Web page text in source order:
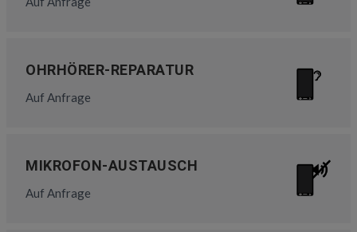
OHRHÖRER-REPARATUR
Auf Anfrage
MIKROFON-AUSTAUSCH
Auf Anfrage